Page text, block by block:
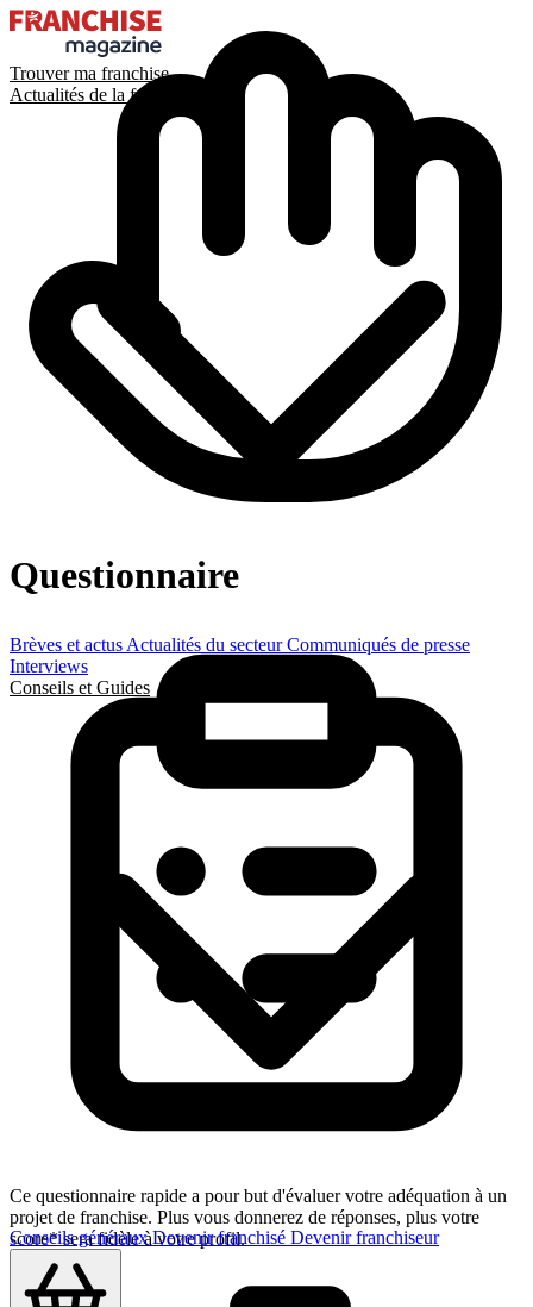
Trouver ma franchise
Actualités de la franchise
Brèves et actus Actualités du secteurCommuniqués de presse
Interviews
Conseils et Guides
Conseils générauxDevenir franchisé Devenir franchiseur
Questionnaire
Ce questionnaire rapide a pour but d'évaluer votre adéquation à un
projet de franchise. Plus vous donnerez de réponses, plus votre
score* sera fidèle à votre profil.